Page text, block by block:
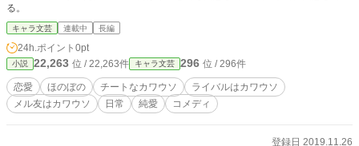
る。
キャラ文芸 連載中 長編
24h.ポイント 0pt
小説 22,263 位 / 22,263件 キャラ文芸 296 位 / 296件
恋愛 ほのぼの チートなカワウソ
ライバルはカワウソ
メル友はカワウソ
日常 純愛 コメディ
登録日 2019.11.26